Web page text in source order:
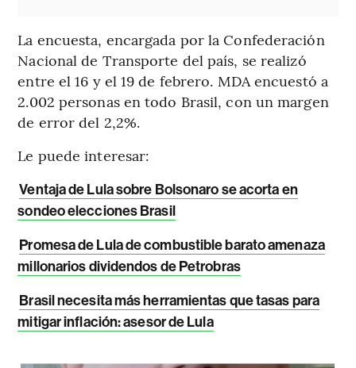
La encuesta, encargada por la Confederación
Nacional de Transporte del país, se realizó
entre el 16 y el 19 de febrero. MDA encuestó a
2.002 personas en todo Brasil, con un margen
de error del 2,2%.
Le puede interesar:
Ventaja de Lula sobre Bolsonaro se acorta en
sondeo elecciones Brasil
Promesa de Lula de combustible barato amenaza
millonarios dividendos de Petrobras
Brasil necesita más herramientas que tasas para
mitigar inflación: asesor de Lula